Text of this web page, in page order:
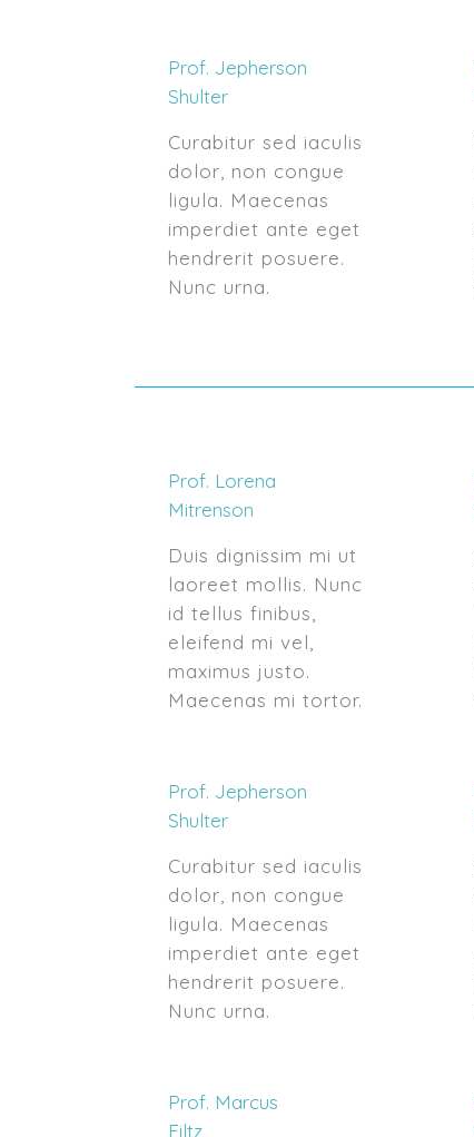
Prof. Jepherson
Shulter
Curabitur sed iaculis
dolor, non congue
ligula. Maecenas
imperdiet ante eget
hendrerit posuere.
Nunc urna.
Prof. Lorena
Mitrenson
Duis dignissim mi ut
laoreet mollis. Nunc
id tellus finibus,
eleifend mi vel,
maximus justo.
Maecenas mi tortor.
Prof. Jepherson
Shulter
Curabitur sed iaculis
dolor, non congue
ligula. Maecenas
imperdiet ante eget
hendrerit posuere.
Nunc urna.
Prof. Marcus
Filtz